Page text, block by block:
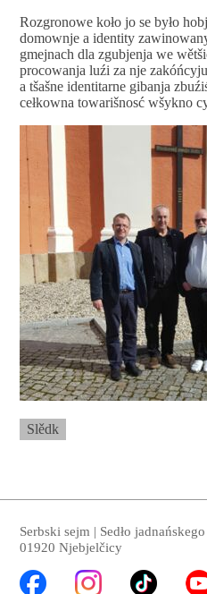
Rozgronowe koło jo se było
domownje a identity
gmejnach dla zgubjenja we
procowanja luźi za nje
a tšašne identitarne gibanja
cełkowna towarišnosć wšykno
Slědk
Serbski sejm | Sedło
01920 Njebjelčicy